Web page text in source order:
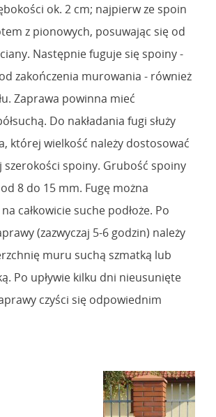
ok. 2 cm; najpierw ze spoin
z pionowych, posuwając się od
Następnie fuguje się spoiny -
zakończenia murowania - również
Zaprawa powinna mieć
Do nakładania fugi służy
której wielkość należy dostosować
szerokości spoiny. Grubość spoiny
8 do 15 mm. Fugę można
całkowicie suche podłoże. Po
(zazwyczaj 5-6 godzin) należy
muru suchą szmatką lub
Po upływie kilku dni nieusunięte
czyści się odpowiednim